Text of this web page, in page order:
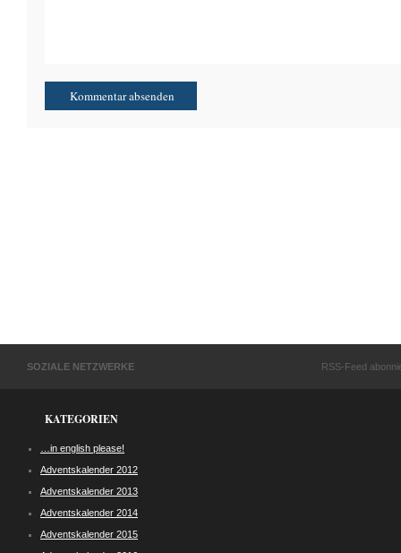
SOZIALE NETZWERKE RSS-Feed
KATEGORIEN
…in english please!
Adventskalender 2012
Adventskalender 2013
Adventskalender 2014
Adventskalender 2015